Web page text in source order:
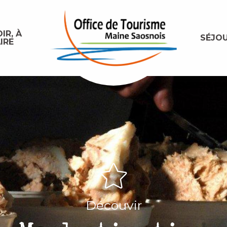
À
Découvir